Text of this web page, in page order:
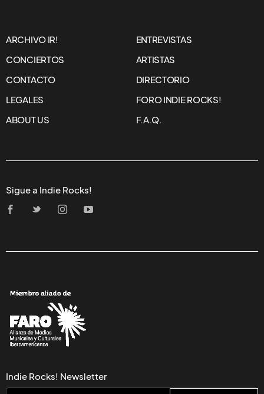
ARCHIVO IR!
ENTREVISTAS
CONCIERTOS
ARTISTAS
CONTACTO
DIRECTORIO
LEGALES
FORO INDIE ROCKS!
ABOUT US
F.A.Q.
Sigue a Indie Rocks!
Indie Rocks! Newsletter